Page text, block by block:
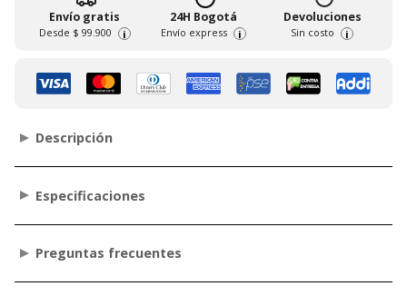
Envío gratis
Desde $ 99.900 i
24H Bogotá
Envío express i
Devoluciones
Sin costo i
Descripción
Especificaciones
Preguntas frecuentes